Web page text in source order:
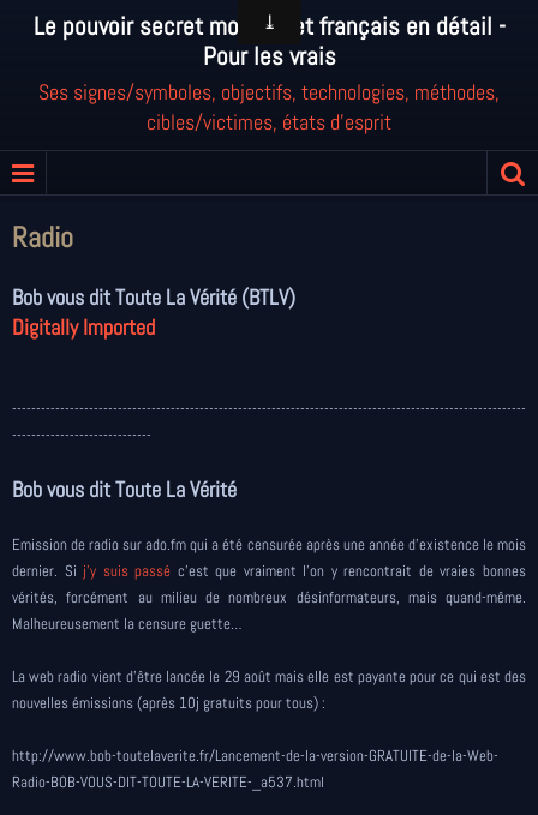
Le pouvoir secret mondial et français en détail -
Pour les vrais
Ses signes/symboles, objectifs, technologies, méthodes,
cibles/victimes, états d'esprit
Radio
Bob vous dit Toute La Vérité (BTLV)
Digitally Imported
-----------------------------------------------------------------------------------------------------------
-----------------------------
Bob vous dit Toute La Vérité
Emission de radio sur ado.fm qui a été censurée après une année d'existence le mois
dernier. Si j’y suis passé c’est que vraiment l’on y rencontrait de vraies bonnes
vérités, forcément au milieu de nombreux désinformateurs, mais quand-même.
Malheureusement la censure guette…
La web radio vient d’être lancée le 29 août mais elle est payante pour ce qui est des
nouvelles émissions (après 10j gratuits pour tous) :
http://www.bob-toutelaverite.fr/Lancement-de-la-version-GRATUITE-de-la-Web-
Radio-BOB-VOUS-DIT-TOUTE-LA-VERITE-_a537.html